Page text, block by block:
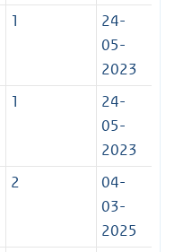
1
24-
05-
2023
1
24-
05-
2023
2
04-
03-
2025